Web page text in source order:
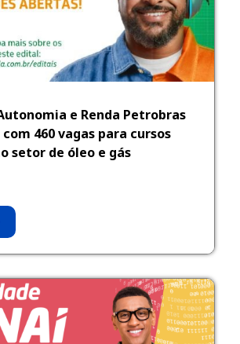
e Renda Petrobras
460 vagas para cursos
setor de óleo e gás